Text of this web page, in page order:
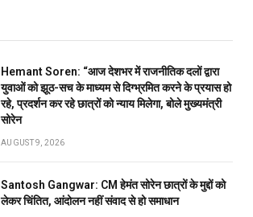
Hemant Soren: “आज देशभर में राजनीतिक दलों द्वारा
युवाओं को झूठ-सच के माध्यम से दिग्भ्रमित करने के प्रयास हो
रहे, प्रदर्शन कर रहे छात्रों को न्याय मिलेगा, बोले मुख्यमंत्री
सोरेन
AUGUST 9, 2026
Santosh Gangwar: CM हेमंत सोरेन छात्रों के मुद्दों को
लेकर चिंतित, आंदोलन नहीं संवाद से हो समाधान